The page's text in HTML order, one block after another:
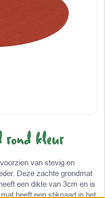
rond kleur
van stevig en
Deze zachte grondmat
een dikte van 3cm en is
heeft een stiknaad in het